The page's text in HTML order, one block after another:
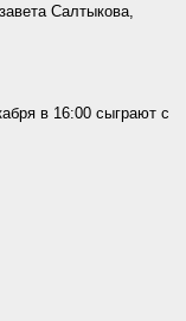
Салтыкова,
в 16:00 сыграют с